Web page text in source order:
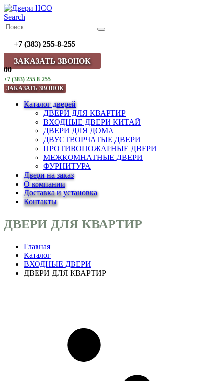
Search
+7 (383) 255-8-255
ЗАКАЗАТЬ ЗВОНОК
00
+7 (383) 255-8-255
ЗАКАЗАТЬ ЗВОНОК
Каталог дверей
ДВЕРИ ДЛЯ КВАРТИР
ВХОДНЫЕ ДВЕРИ КИТАЙ
ДВЕРИ ДЛЯ ДОМА
ДВУСТВОРЧАТЫЕ ДВЕРИ
ПРОТИВОПОЖАРНЫЕ ДВЕРИ
МЕЖКОМНАТНЫЕ ДВЕРИ
ФУРНИТУРА
Двери на заказ
О компании
Доставка и установка
Контакты
ДВЕРИ ДЛЯ КВАРТИР
Главная
Каталог
ВХОДНЫЕ ДВЕРИ
ДВЕРИ ДЛЯ КВАРТИР